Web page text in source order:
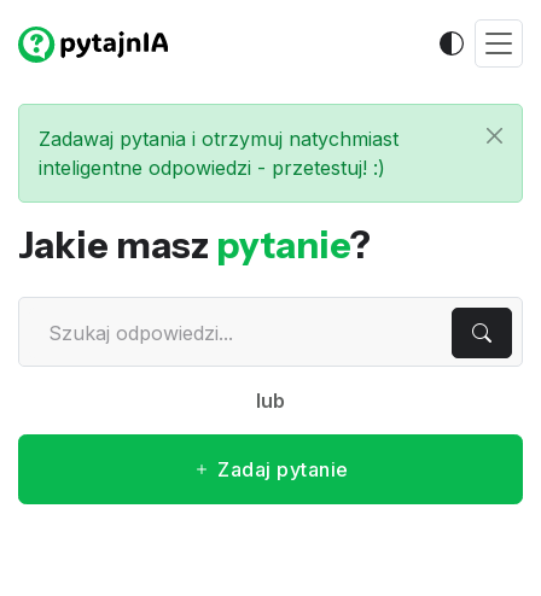
Zadawaj pytania i otrzymuj natychmiast
inteligentne odpowiedzi - przetestuj! :)
Jakie masz pytanie?
lub
Zadaj pytanie